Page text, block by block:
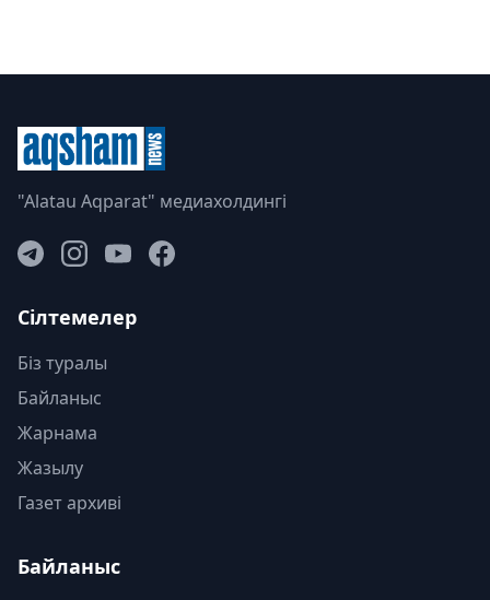
"Alatau Aqparat" медиахолдингі
Сілтемелер
Біз туралы
Байланыс
Жарнама
Жазылу
Газет архиві
Байланыс